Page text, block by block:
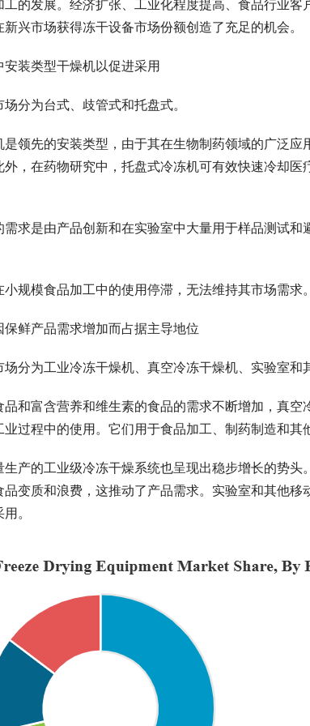
的发展。经济扩张、工业化程度提高、食品行业
兴市场获得冻干设备市场份额创造了充足的机会。
装类型干燥机以促进采用
分为台式、歧管式和托盘式。
领先的安装类型，由于其在生物制药领域的广泛
，在药物研究中，托盘式冷冻机可有效快速冷却
需求是由产品创新和在实验室中大量用于样品测试
规模食品加工中的使用停滞，无法维持其市场需求。
鲜产品需求增加而占据主导地位
分为工业冷冻干燥机、真空冷冻干燥机、实验室和
品和富含营养和维生素的食品的需求不断增加，真
过程中的使用。它们用于食品加工、制药制造和其
生产的工业级冷冻干燥系统也呈现出稳步增长的势
变质和浪费，这推动了产品需求。实验室和其他移
。